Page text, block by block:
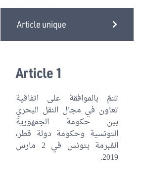
Article unique
Article 1
تتمّ بالموافقة على اتفاقية
تعاون في مجال النقل البحري
بين حكومة الجمهورية
التونسية وحكومة دولة قطر،
المُبرمة بتونس في 2 مارس
2019.